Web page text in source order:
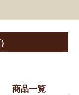
商品一覧